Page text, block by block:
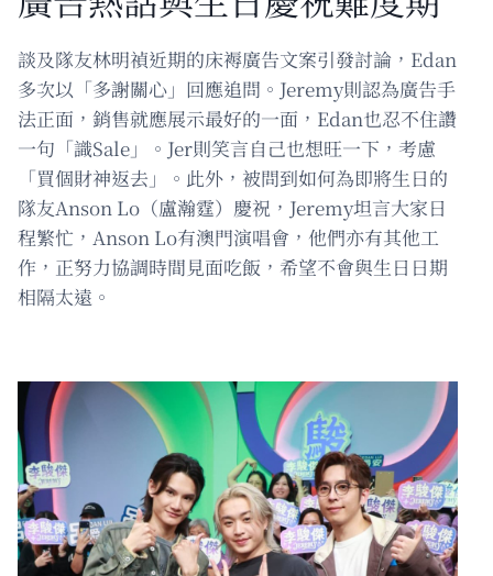
談及隊友林明禎近期的床褥廣告文案引發討論，Edan
多次以「多謝關心」回應追問。Jeremy則認為廣告手
法正面，銷售就應展示最好的一面，Edan也忍不住讚
一句「識Sale」。Jer則笑言自己也想旺一下，考慮
「買個財神返去」。此外，被問到如何為即將生日的
隊友Anson Lo（盧瀚霆）慶祝，Jeremy坦言大家日
程繁忙，Anson Lo有澳門演唱會，他們亦有其他工
作，正努力協調時間見面吃飯，希望不會與生日日期
相隔太遠。